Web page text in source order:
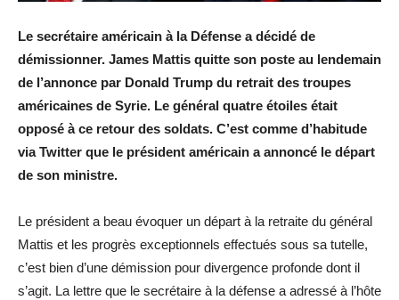
Le secrétaire américain à la Défense a décidé de
démissionner. James Mattis quitte son poste au lendemain
de l’annonce par Donald Trump du retrait des troupes
américaines de Syrie. Le général quatre étoiles était
opposé à ce retour des soldats. C’est comme d’habitude
via Twitter que le président américain a annoncé le départ
de son ministre.
Le président a beau évoquer un départ à la retraite du général
Mattis et les progrès exceptionnels effectués sous sa tutelle,
c’est bien d’une démission pour divergence profonde dont il
s’agit. La lettre que le secrétaire à la défense a adressé à l’hôte